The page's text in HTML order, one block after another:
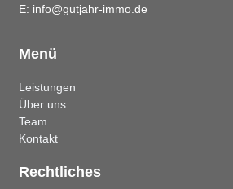
E: info@gutjahr-immo.de
Menü
Leistungen
Über uns
Team
Kontakt
Rechtliches